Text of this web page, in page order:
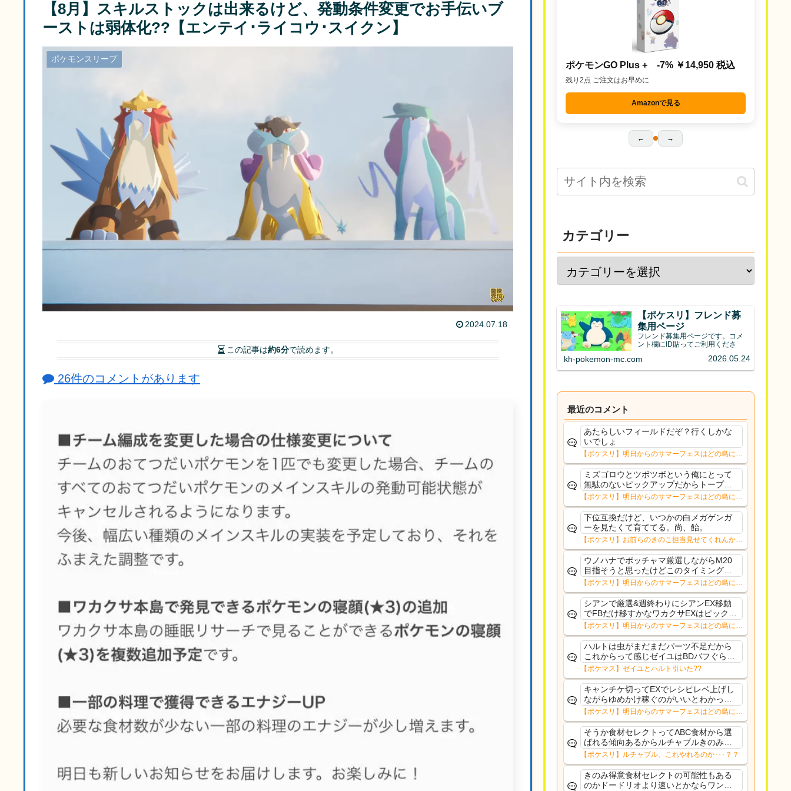
【8月】スキルストックは出来るけど、発動条件変更でお手伝いブ
ーストは弱体化??【エンテイ･ライコウ･スイクン】
ポケモンスリープ
2024.07.18
この記事は約6分で読めます。
26件のコメントがあります
ポケモンGO Plus + -7% ￥14,950 税込
残り2点 ご注文はお早めに
Amazonで見る
← →
カテゴリー
【ポケスリ】フレンド募
集用ページ
フレンド募集用ページです。コメ
ント欄にID貼ってご利用くださ
kh-pokemon-mc.com 2026.05.24
最近のコメント
あたらしいフィールドだぞ？行くしかな
いでしょ
【ポケスリ】明日からのサマーフェスはどの島に行
く？？12日㈬からはNMD
ミズゴロウとツボツボという俺にとって
無駄のないピックアップだからトープだ
わルチャブルもそこまでな性能っぽいし
安心していける
【ポケスリ】明日からのサマーフェスはどの島に行
く？？12日㈬からはNMD
下位互換だけど、いつかの白メガゲンガ
ーを見たくて育ててる。尚、飴。
【ポケスリ】お前らのきのこ担当見せてくれんか…
ウノハナでポッチャマ厳選しながらM20
目指そうと思ったけどこのタイミングで
目指す意味もないことに気づいたそれな
ら10%デバフ受け入れてもリサexゆめか
け集めつつFB配れるワカクサEXの方がい
いかな〜
【ポケスリ】明日からのサマーフェスはどの島に行
く？？12日㈬からはNMD
シアンで厳選&週終わりにシアンEX移動
でFBだけ移すかなワカクサEXはピックア
ップ出てくる確率低すぎるルチャブルも
食材セレクトでそんなガチ性能でもない
からラピス行くほどでもないし
【ポケスリ】明日からのサマーフェスはどの島に行
く？？12日㈬からはNMD
ハルトは虫がまだまだパーツ不足だから
これからって感じゼイユはBDバフぐらい
技1で配れるようにしてほしかった
【ポケマス】ゼイユとハルト引いた??
キャンチケ切ってEXでレシピレベ上げし
ながらゆめかけ稼ぐのがいいとわかって
るのだが、ルチャルブルごときに切るよ
りデカヌチャン(きのバ)に期待してゆった
りトープ
【ポケスリ】明日からのサマーフェスはどの島に行
く？？12日㈬からはNMD
そうか食材セレクトってABC食材から選
ばれる傾向あるからルチャブルきのみ得
意でもない限り挽回きついのか。肝心の
ハーブミートジンジャーのAAA共はデバ
フ受けても強そうな面子だもんなぁ
【ポケスリ】ルチャブル、これやれるのか･･･？？
きのみ得意食材セレクトの可能性もある
のかドードリオより速いとかならワンチ